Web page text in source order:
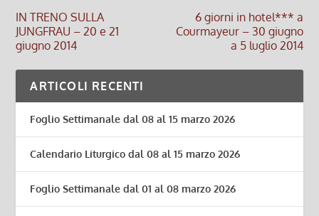
IN TRENO SULLA
JUNGFRAU – 20 e 21
giugno 2014
6 giorni in hotel*** a
Courmayeur – 30 giugno
a 5 luglio 2014
ARTICOLI RECENTI
Foglio Settimanale dal 08 al 15 marzo 2026
Calendario Liturgico dal 08 al 15 marzo 2026
Foglio Settimanale dal 01 al 08 marzo 2026